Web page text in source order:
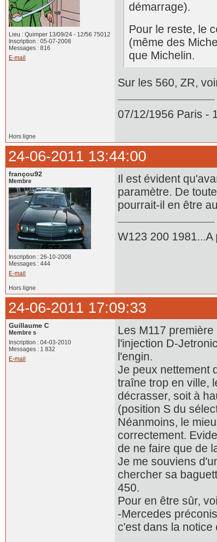
Lieu : Quimper 13/09/24 - 12/56 75012
Inscription : 05-07-2008
Messages : 816
E-mail
démarrage).
Pour le reste, le
(même des
que Michelin.
Sur les 560, ZR,
07/12/1956 Paris -
Hors ligne
24-06-2011 13:44:00
françou92
Membre
Inscription : 26-10-2008
Messages : 444
E-mail
Il est évident
paramètre. De
pourrait-il en être
W123 200 1981...A
Hors ligne
24-06-2011 17:09:33
Guillaume C
Membre s
Inscription : 04-03-2010
Messages : 1 832
E-mail
Les M117
l'injection D-
l'engin.
Je peux nettement
traîne trop en ville,
décrasser, soit à
(position S du
Néanmoins, le
correctement.
de ne faire que de
Je me souviens
chercher sa
450.
Pour en être sûr,
-Mercedes
c'est dans la notice